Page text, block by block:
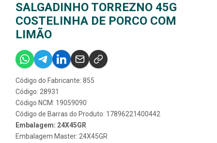
SALGADINHO TORREZNO 45G
COSTELINHA DE PORCO COM
LIMÃO
Código do Fabricante: 855
Código: 28931
Código NCM: 19059090
Código de Barras do Produto: 17896221400442
Embalagem: 24X45GR
Embalagem Master: 24X45GR